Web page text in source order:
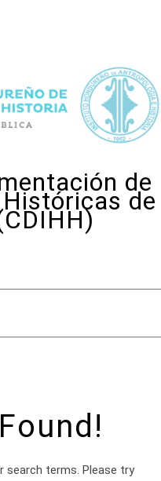
de
de
search terms. Please try